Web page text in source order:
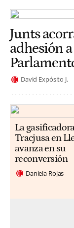
Junts
adhesión
David Expósito J.
La
Tracjusa en
avanza en su
reconversión
Daniela Rojas